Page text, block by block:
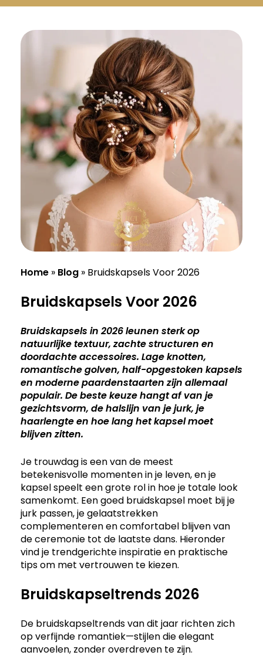
Home » Blog » Bruidskapsels Voor 2026
Bruidskapsels Voor 2026
Bruidskapsels in 2026 leunen sterk op
natuurlijke textuur, zachte structuren en
doordachte accessoires. Lage knotten,
romantische golven, half-opgestoken kapsels
en moderne paardenstaarten zijn allemaal
populair. Debestekeuze hangt af van je
gezichtsvorm, de halslijn van je jurk, je
haarlengte en hoe lang hetkapselmoet
blijven zitten.
Je trouwdag is een van de meest
betekenisvolle momenten in je leven, en je
kapsel speelt een grote rol in hoe je totale look
samenkomt. Een goed bruidskapsel moet bij je
jurk passen, je gelaatstrekken
complementeren en comfortabel blijven van
de ceremonie tot de laatste dans. Hieronder
vind je trendgerichte inspiratie en praktische
tips om met vertrouwen te kiezen.
Bruidskapseltrends 2026
De bruidskapseltrends van dit jaar richten zich
op verfijnde romantiek—stijlen die elegant
aanvoelen, zonder overdreven te zijn.